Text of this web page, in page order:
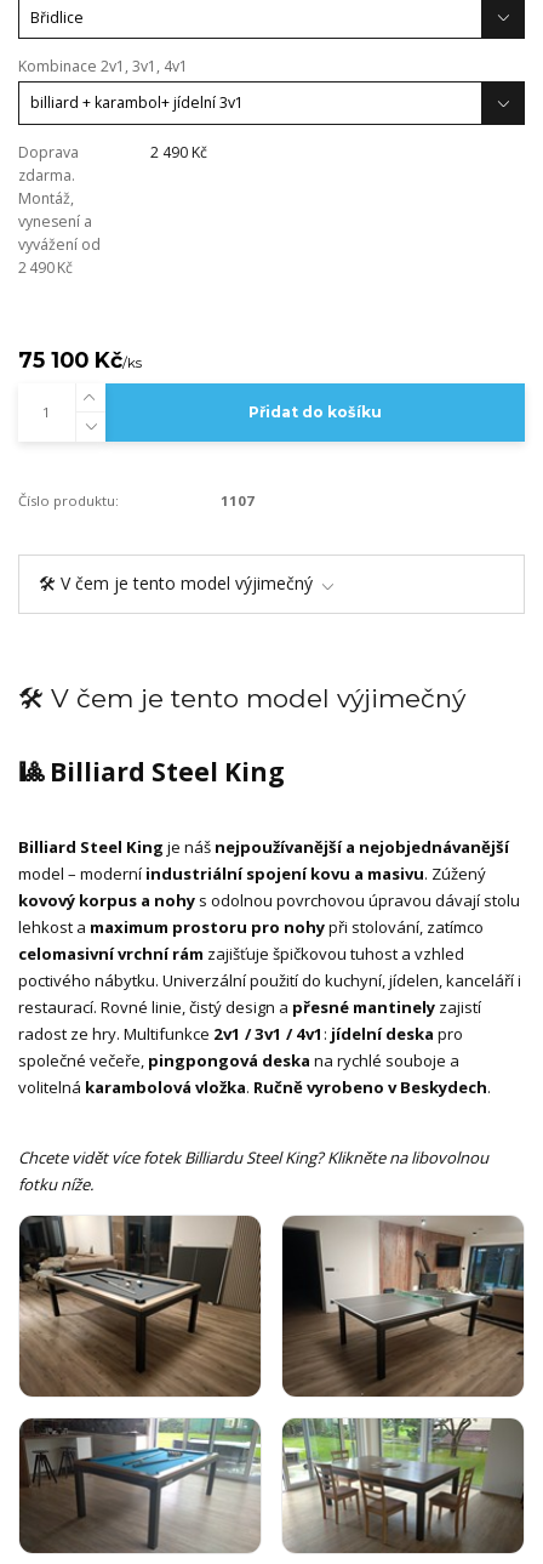
Kombinace 2v1, 3v1, 4v1
Doprava
zdarma.
Montáž,
vynesení a
vyvážení od
2 490 Kč
2 490 Kč
75 100 Kč/ks
Přidat do košíku
Číslo produktu: 1107
🛠️ V čem je tento model výjimečný
🛠️ V čem je tento model výjimečný
🎱 Billiard Steel King
Billiard Steel King je náš nejpoužívanější a nejobjednávanější
model – moderní industriální spojení kovu a masivu. Zúžený
kovový korpus a nohy s odolnou povrchovou úpravou dávají stolu
lehkost a maximum prostoru pro nohypři stolování, zatímco
celomasivní vrchní rám zajišťuje špičkovou tuhost a vzhled
poctivého nábytku. Univerzální použití do kuchyní, jídelen, kanceláří i
restaurací. Rovné linie, čistý design a přesné mantinely zajistí
radost ze hry. Multifunkce 2v1 / 3v1 / 4v1 : jídelní deska pro
společné večeře, pingpongová deska na rychlé souboje a
volitelná karambolová vložka. Ručně vyrobeno v Beskydech.
Chcete vidět více fotek Billiardu Steel King? Klikněte na libovolnou
fotku níže.